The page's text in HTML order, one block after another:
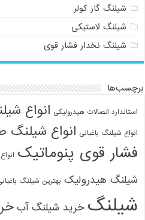
شیلنگ گاز کولر
شیلنگ لاستیکی
شیلنگ نخدار فشار قوی
برچسب‌ها
استاندارد اتصالات هیدرولیکی انواع
انواع شیلنگ باغبانی انواع شیلنگ
فشار قوی پنوماتیک
شیلنگ هیدرولیک بهترین شیلنگ
شیلنگ خرید شیلنگ آب